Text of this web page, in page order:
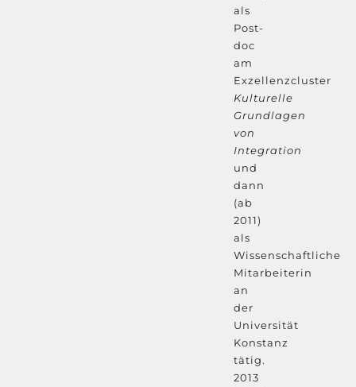
als
Post-
doc
am
Exzellenzcluster
Kulturelle
Grundlagen
von
Integration
und
dann
(ab
2011)
als
Wissenschaftliche
Mitarbeiterin
an
der
Universität
Konstanz
tätig.
2013